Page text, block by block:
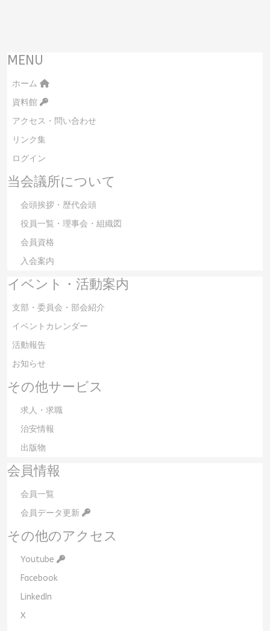
MENU
ホーム
資料館
アクセス・問い合わせ
リンク集
ログイン
当会議所について
会頭挨拶・歴代会頭
役員一覧・理事会・組織図
会員資格
入会案内
イベント・活動案内
支部・委員会・部会紹介
イベントカレンダー
活動報告
お知らせ
その他サービス
求人・求職
治安情報
出版物
会員情報
会員一覧
会員データ更新
その他のアクセス
Youtube
Facebook
LinkedIn
X